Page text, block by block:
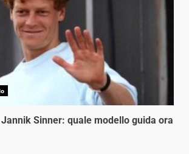
Sinner: quale modello guida ora